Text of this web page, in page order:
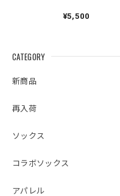
¥5,500
CATEGORY
新商品
再入荷
ソックス
コラボソックス
アパレル